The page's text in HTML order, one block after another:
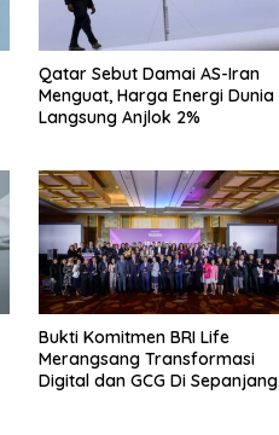
Qatar Sebut Damai AS-Iran
Menguat, Harga Energi Dunia
Langsung Anjlok 2%
Bukti Komitmen BRI Life
Merangsang Transformasi
Digital dan GCG Di Sepanjang